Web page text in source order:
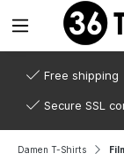
Free shipping
Secure SSL
Damen T-Shirts